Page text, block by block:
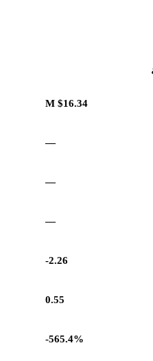
$16.34 M
—
—
—
-2.26
0.55
-565.4%